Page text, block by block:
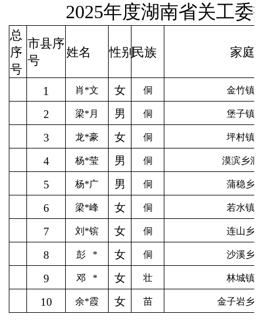
2025年度湖南省关工
总
序
号
市县序
号
姓名 性别 民族 家庭
1 肖*文 女 侗 金竹镇
2 梁*月 男 侗 堡子镇
3 龙*豪 女 侗 坪村镇
4 杨*莹 男 侗 漠滨乡洞
5 杨*广 男 侗 蒲稳乡
6 梁*峰 女 侗 若水镇
7 刘*镔 女 侗 连山乡
8 彭 * 女 侗 沙溪乡
9 邓 * 女 壮 林城镇
10 余*霞 女 苗 金子岩乡